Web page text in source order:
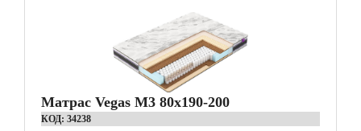
Матрас Vegas M3 80x190-200
КОД: 34238